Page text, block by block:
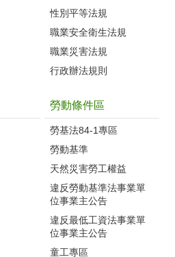
性別平等法規
職業安全衛生法規
職業災害法規
行政辦法規則
勞動條件區
勞基法84-1專區
勞動基準
天然災害勞工權益
違反勞動基準法事業單
位事業主公告
違反最低工資法事業單
位事業主公告
童工專區